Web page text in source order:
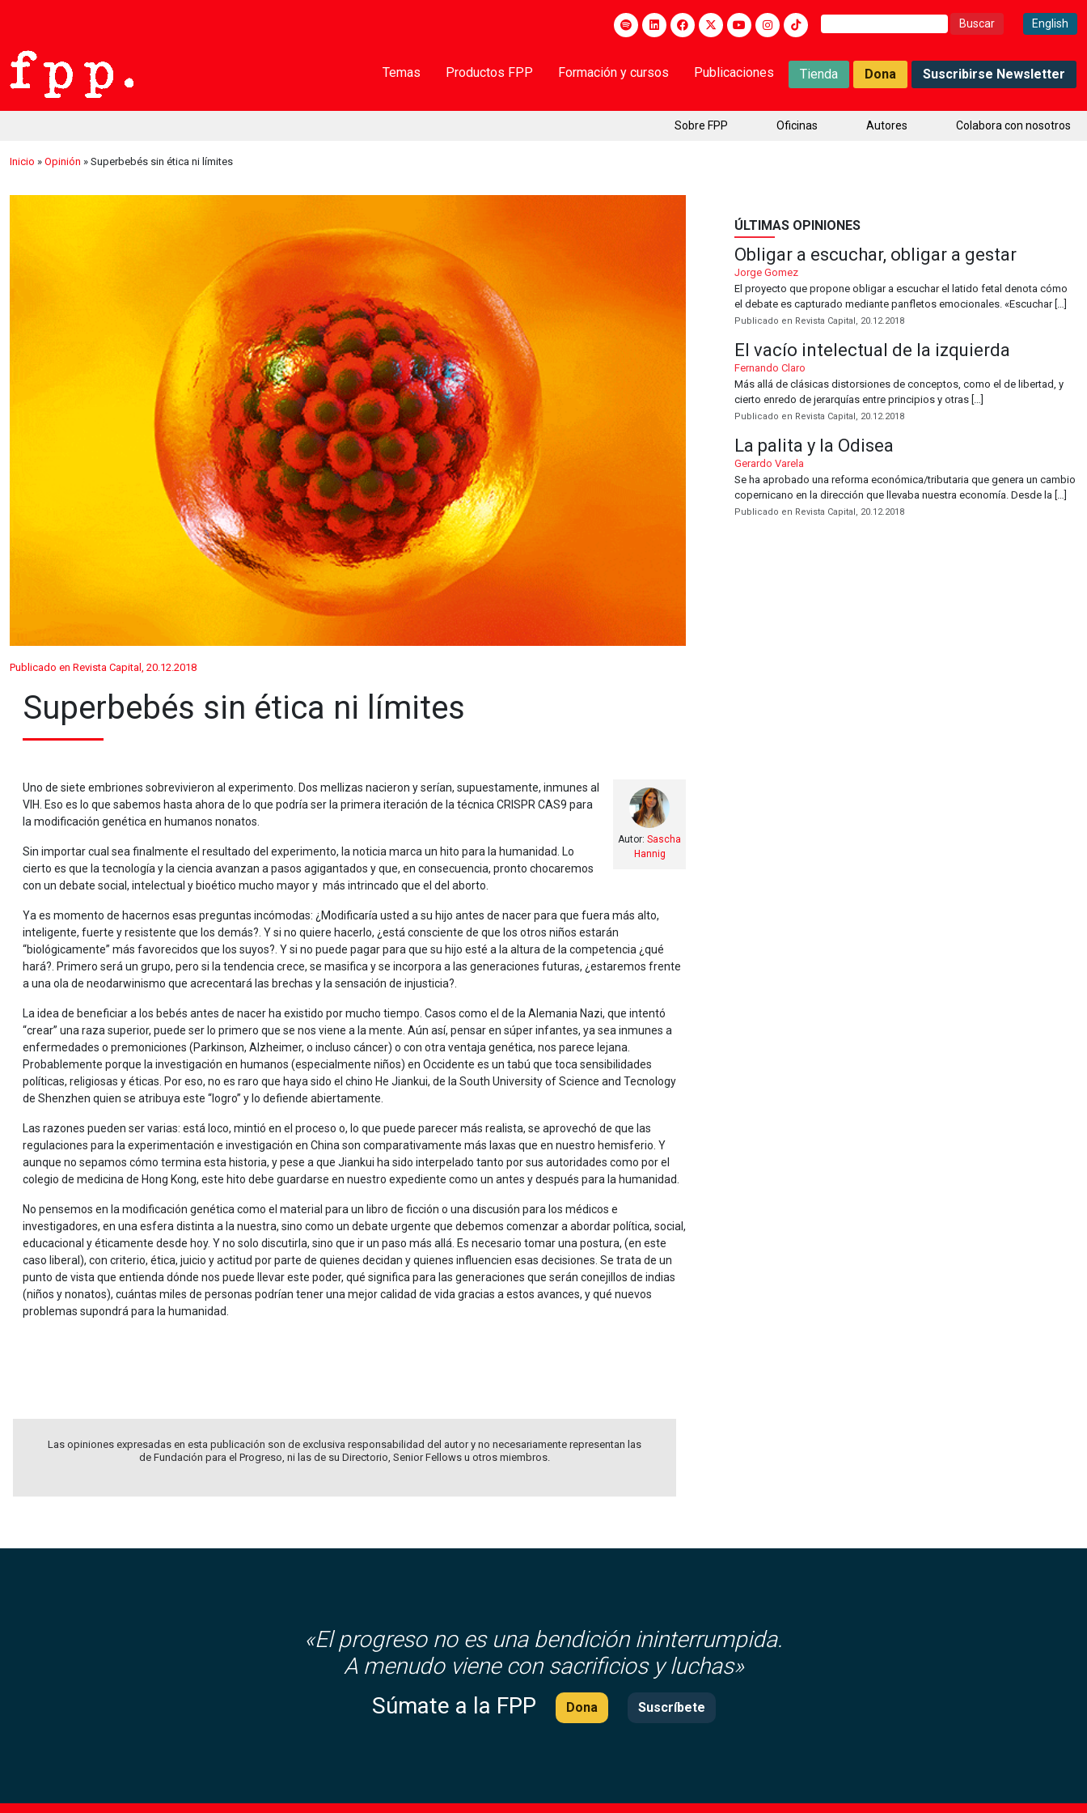
Buscar: English
Temas Productos FPP Formación y cursos Publicaciones Tienda Dona Suscribirse Newsletter
Sobre FPP Oficinas Autores Colabora con nosotros
Inicio » Opinión » Superbebés sin ética ni límites
Publicado en Revista Capital, 20.12.2018
Superbebés sin ética ni límites
Autor: Sascha
Hannig
Uno de siete embriones sobrevivieron al experimento. Dos mellizas nacieron y serían, supuestamente, inmunes al
VIH. Eso es lo que sabemos hasta ahora de lo que podría ser la primera iteración de la técnica CRISPR CAS9 para
la modificación genética en humanos nonatos.
Sin importar cual sea finalmente el resultado del experimento, la noticia marca un hito para la humanidad. Lo
cierto es que la tecnología y la ciencia avanzan a pasos agigantados y que, en consecuencia, pronto chocaremos
con un debate social, intelectual y bioético mucho mayor y más intrincado que el del aborto.
Ya es momento de hacernos esas preguntas incómodas: ¿Modificaría usted a su hijo antes de nacer para que fuera más alto,
inteligente, fuerte y resistente que los demás?. Y si no quiere hacerlo, ¿está consciente de que los otros niños estarán
“biológicamente” más favorecidos que los suyos?. Y si no puede pagar para que su hijo esté a la altura de la competencia ¿qué
hará?. Primero será un grupo, pero si la tendencia crece, se masifica y se incorpora a las generaciones futuras, ¿estaremos frente
a una ola de neodarwinismo que acrecentará las brechas y la sensación de injusticia?.
La idea de beneficiar a los bebés antes de nacer ha existido por mucho tiempo. Casos como el de la Alemania Nazi, que intentó
“crear” una raza superior, puede ser lo primero que se nos viene a la mente. Aún así, pensar en súper infantes, ya sea inmunes a
enfermedades o premoniciones (Parkinson, Alzheimer, o incluso cáncer) o con otra ventaja genética, nos parece lejana.
Probablemente porque la investigación en humanos (especialmente niños) en Occidente es un tabú que toca sensibilidades
políticas, religiosas y éticas. Por eso, no es raro que haya sido el chino He Jiankui, de la South University of Science and Tecnology
de Shenzhen quien se atribuya este “logro” y lo defiende abiertamente.
Las razones pueden ser varias: está loco, mintió en el proceso o, lo que puede parecer más realista, se aprovechó de que las
regulaciones para la experimentación e investigación en China son comparativamente más laxas que en nuestro hemisferio. Y
aunque no sepamos cómo termina esta historia, y pese a que Jiankui ha sido interpelado tanto por sus autoridades como por el
colegio de medicina de Hong Kong, este hito debe guardarse en nuestro expediente como un antes y después para la humanidad.
No pensemos en la modificación genética como el material para un libro de ficción o una discusión para los médicos e
investigadores, en una esfera distinta a la nuestra, sino como un debate urgente que debemos comenzar a abordar política, social,
educacional y éticamente desde hoy. Y no solo discutirla, sino que ir un paso más allá. Es necesario tomar una postura, (en este
caso liberal), con criterio, ética, juicio y actitud por parte de quienes decidan y quienes influencien esas decisiones. Se trata de un
punto de vista que entienda dónde nos puede llevar este poder, qué significa para las generaciones que serán conejillos de indias
(niños y nonatos), cuántas miles de personas podrían tener una mejor calidad de vida gracias a estos avances, y qué nuevos
problemas supondrá para la humanidad.
Las opiniones expresadas en esta publicación son de exclusiva responsabilidad del autor y no necesariamente representan las
de Fundación para el Progreso, ni las de su Directorio, Senior Fellows u otros miembros.
ÚLTIMAS OPINIONES
Obligar a escuchar, obligar a gestar
Jorge Gomez
El proyecto que propone obligar a escuchar el latido fetal denota cómo
el debate es capturado mediante panfletos emocionales. «Escuchar […]
Publicado en Revista Capital, 20.12.2018
El vacío intelectual de la izquierda
Fernando Claro
Más allá de clásicas distorsiones de conceptos, como el de libertad, y
cierto enredo de jerarquías entre principios y otras […]
Publicado en Revista Capital, 20.12.2018
La palita y la Odisea
Gerardo Varela
Se ha aprobado una reforma económica/tributaria que genera un cambio
copernicano en la dirección que llevaba nuestra economía. Desde la […]
Publicado en Revista Capital, 20.12.2018
«El progreso no es una bendición ininterrumpida.
A menudo viene con sacrificios y luchas»
Súmate a la FPP
Dona Suscríbete